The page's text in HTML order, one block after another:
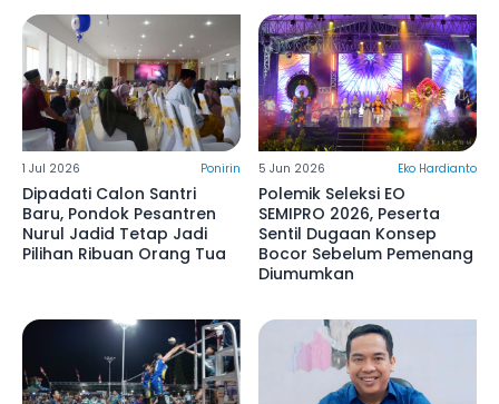
1 Jul 2026 Ponirin
Dipadati Calon Santri
Baru, Pondok Pesantren
Nurul Jadid Tetap Jadi
Pilihan Ribuan Orang Tua
5 Jun 2026 Eko Hardianto
Polemik Seleksi EO
SEMIPRO 2026, Peserta
Sentil Dugaan Konsep
Bocor Sebelum Pemenang
Diumumkan